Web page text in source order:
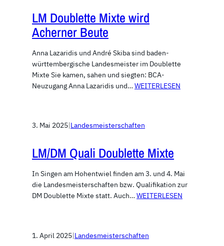
LM Doublette Mixte wird
Acherner Beute
Anna Lazaridis und André Skiba sind baden-
württembergische Landesmeister im Doublette
Mixte Sie kamen, sahen und siegten: BCA-
Neuzugang Anna Lazaridis und… WEITERLESEN
3. Mai 2025 Landesmeisterschaften
LM/DM Quali Doublette Mixte
In Singen am Hohentwiel finden am 3. und 4. Mai
die Landesmeisterschaften bzw. Qualifikation zur
DM Doublette Mixte statt. Auch… WEITERLESEN
1. April 2025|Landesmeisterschaften